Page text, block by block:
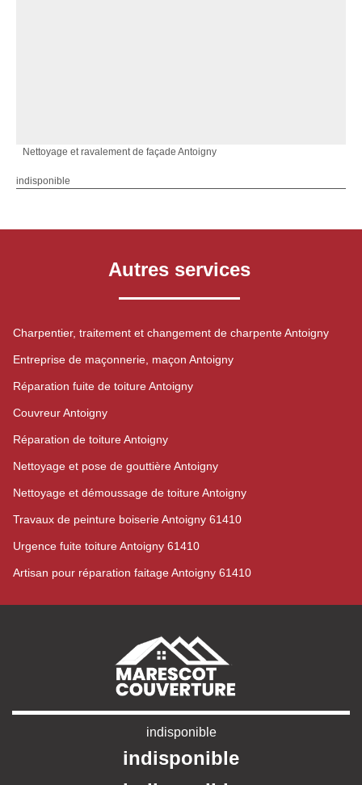
Nettoyage et ravalement de façade Antoigny
indisponible
Autres services
Charpentier, traitement et changement de charpente Antoigny
Entreprise de maçonnerie, maçon Antoigny
Réparation fuite de toiture Antoigny
Couvreur Antoigny
Réparation de toiture Antoigny
Nettoyage et pose de gouttière Antoigny
Nettoyage et démoussage de toiture Antoigny
Travaux de peinture boiserie Antoigny 61410
Urgence fuite toiture Antoigny 61410
Artisan pour réparation faitage Antoigny 61410
indisponible
indisponible